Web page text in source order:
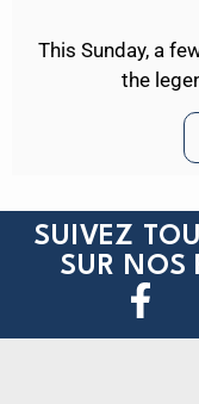
This Sunday, a
the
SUIVEZ
SUR NOS